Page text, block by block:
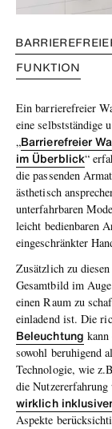
FUNKTION
Ein barrierefreier
eine selbstständige
„Barrierefreier
im Überblick“
die passenden
ästhetisch
unterfahrbaren
leicht bedienbaren
eingeschränkter
Zusätzlich zu
Gesamtbild im
einen Raum zu
einladend ist. Die
Beleuchtung
sowohl beruhigend
Technologie, wie
die
wirklich
Aspekte